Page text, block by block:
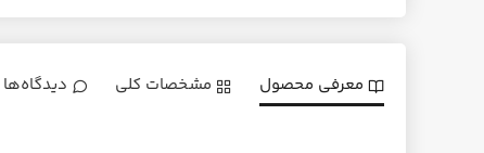
معرفی محصول مشخصات کلی دیدگاه‌ها